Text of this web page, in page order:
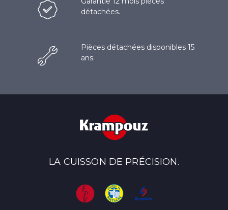
détachées.
Pièces détachées disponibles 15
ans.
LA CUISSON DE PRÉCISION.